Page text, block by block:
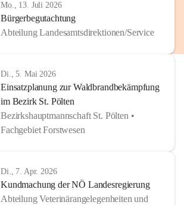
Mo., 13. Juli 2026
Bürgerbegutachtung
Abteilung Landesamtsdirektionen/Service
Di., 5. Mai 2026
Einsatzplanung zur Waldbrandbekämpfung
im Bezirk St. Pölten
Bezirkshauptmannschaft St. Pölten •
Fachgebiet Forstwesen
Di., 7. Apr. 2026
Kundmachung der NÖ Landesregierung
Abteilung Veterinärangelegenheiten und